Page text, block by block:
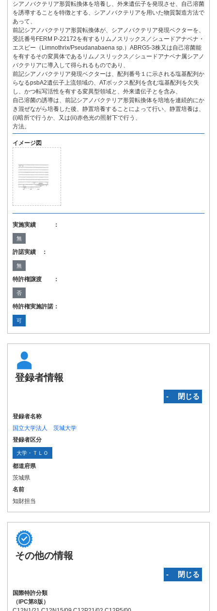
シアノバクテリア形質転換体を培養し、外来遺伝子を発現させ、自己溶菌
を誘導することを特徴とする、シアノバクテリアを用いた物質製造方法で
あって、
前記シアノバクテリア形質転換体が、シアノバクテリア発現ベクターを、
受託番号FERM P-22172を有するリムノスリックス／シュードアナベナ・
エスピー（Limnothrix/Pseudanabaena sp.）ABRG5-3株又は自己溶菌能
を有するその変異体であるリムノスリックス／シュードアナベナ属シアノ
バクテリアに導入して得られるものであり、
前記シアノバクテリア発現ベクターは、配列番号１に示される塩基配列か
らなるpsbA2遺伝子上流領域の、ATボックス配列を含む塩基配列を欠失
し、かつ転写活性を有する変異型領域と、外来遺伝子とを含み、
自己溶菌の誘導は、前記シアノバクテリア形質転換体を培地を連続的にか
き混ぜながら培養した後、静置培養することによって行い、静置培養は、
(i)暗所で行うか、又は(ii)赤色光の照射下で行う、
方法。
イメージ図
実施実績 ：
無
許諾実績 ：
無
特許権譲渡 ：
否
特許権実施許諾：
可
登録者情報
‐ 閉じる
登録者名称
国立大学法人 茨城大学
登録者区分
大学・ＴＬＯ
都道府県
茨城県
名前
知財担当
その他の情報
‐ 閉じる
国際特許分類
（IPC第8版）